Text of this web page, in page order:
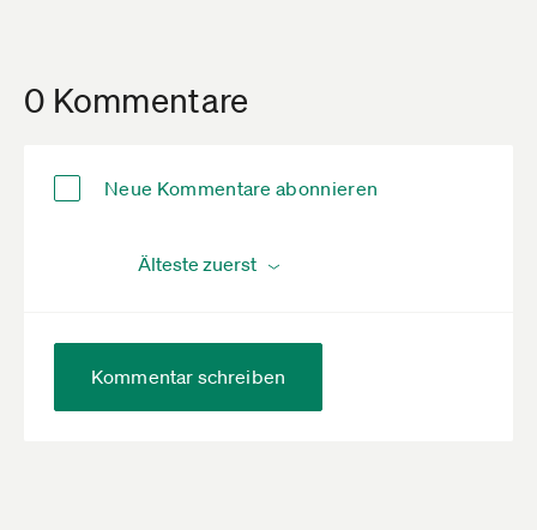
0 Kommentare
Neue Kommentare abonnieren
Kommentar schreiben